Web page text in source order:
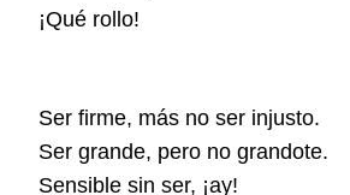
¡Qué rollo!
Ser firme, más no ser injusto.
Ser grande, pero no grandote.
Sensible sin ser, ¡ay!